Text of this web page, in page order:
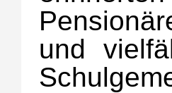
und